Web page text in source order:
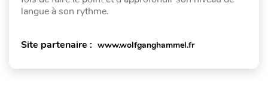
langue à son rythme.
Site partenaire : www.wolfganghammel.fr